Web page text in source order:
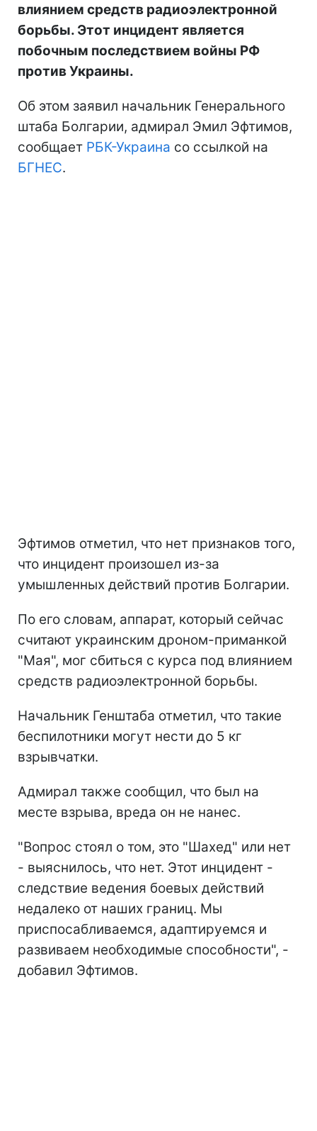
влиянием средств радиоэлектронной
борьбы. Этот инцидент является
побочным последствием войны РФ
против Украины.
Об этом заявил начальник Генерального
штаба Болгарии, адмирал Эмил Эфтимов,
сообщает РБК-Украина со ссылкой на
БГНЕС.
Эфтимов отметил, что нет признаков того,
что инцидент произошел из-за
умышленных действий против Болгарии.
По его словам, аппарат, который сейчас
считают украинским дроном-приманкой
"Мая", мог сбиться с курса под влиянием
средств радиоэлектронной борьбы.
Начальник Генштаба отметил, что такие
беспилотники могут нести до 5 кг
взрывчатки.
Адмирал также сообщил, что был на
месте взрыва, вреда он не нанес.
"Вопрос стоял о том, это "Шахед" или нет
- выяснилось, что нет. Этот инцидент -
следствие ведения боевых действий
недалеко от наших границ. Мы
приспосабливаемся, адаптируемся и
развиваем необходимые способности", -
добавил Эфтимов.